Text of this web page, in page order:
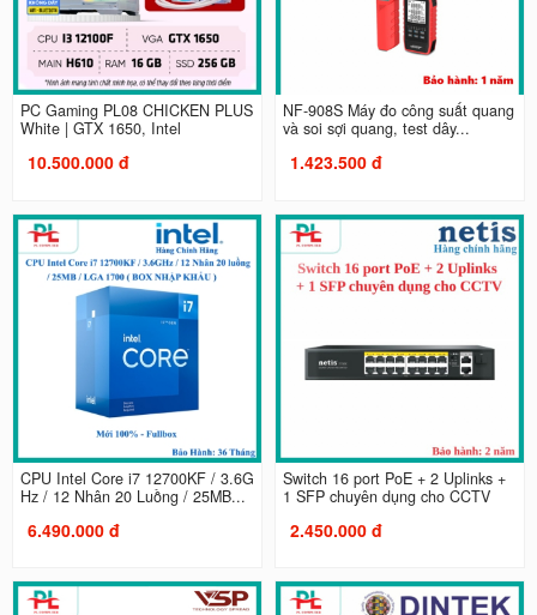
PC Gaming PL08 CHICKEN PLUS
White | GTX 1650, Intel
10.500.000 đ
NF-908S Máy đo công suất quang
và soi sợi quang, test dây...
1.423.500 đ
CPU Intel Core i7 12700KF / 3.6G
Hz / 12 Nhân 20 Luồng / 25MB...
6.490.000 đ
Switch 16 port PoE + 2 Uplinks +
1 SFP chuyên dụng cho CCTV
2.450.000 đ